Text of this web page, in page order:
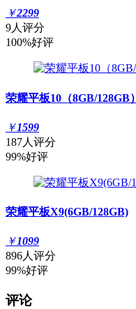
￥2299
9人评分
100%好评
荣耀平板10（8GB/128GB）
￥1599
187人评分
99%好评
荣耀平板X9(6GB/128GB)
￥1099
896人评分
99%好评
评论